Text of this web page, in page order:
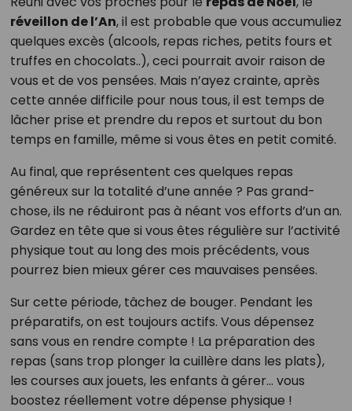
réveillon de l’An, il est probable que vous accumuliez
quelques excès (alcools, repas riches, petits fours et
truffes en chocolats..), ceci pourrait avoir raison de
vous et de vos pensées. Mais n’ayez crainte, après
cette année difficile pour nous tous, il est temps de
lâcher prise et prendre du repos et surtout du bon
temps en famille, même si vous êtes en petit comité.
Au final, que représentent ces quelques repas
généreux sur la totalité d’une année ? Pas grand-
chose, ils ne réduiront pas à néant vos efforts d’un an.
Gardez en tête que si vous êtes régulière sur l’activité
physique tout au long des mois précédents, vous
pourrez bien mieux gérer ces mauvaises pensées.
Sur cette période, tâchez de bouger. Pendant les
préparatifs, on est toujours actifs. Vous dépensez
sans vous en rendre compte ! La préparation des
repas (sans trop plonger la cuillère dans les plats),
les courses aux jouets, les enfants à gérer… vous
boostez réellement votre dépense physique !